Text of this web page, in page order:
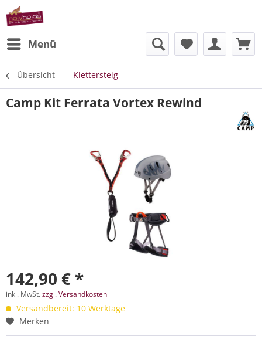
Menü
Übersicht Klettersteig
Camp Kit Ferrata Vortex Rewind
142,90 € *
inkl. MwSt.zzgl. Versandkosten
Versandbereit: 10 Werktage
Merken